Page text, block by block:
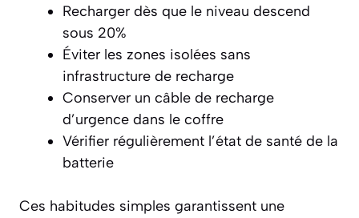
Recharger dès que le niveau descend
sous 20%
Éviter les zones isolées sans
infrastructure de recharge
Conserver un câble de recharge
d’urgence dans le coffre
Vérifier régulièrement l’état de santé de la
batterie
Ces habitudes simples garantissent une